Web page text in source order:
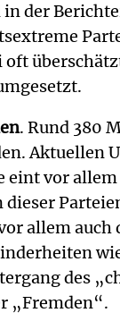
in der
oft
. Rund 380
Aktuellen
eint vor
dieser
allem
des
„Fremden“.